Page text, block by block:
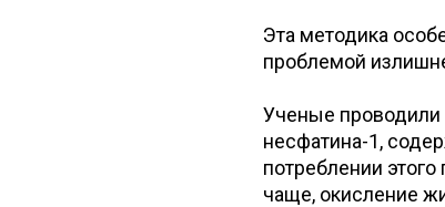
Эта методика
проблемой
Ученые проводили
несфатина-1,
потреблении
чаще, окисление